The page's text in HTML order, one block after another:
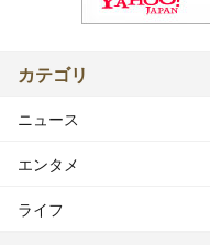
カテゴリ
ニュース
エンタメ
ライフ